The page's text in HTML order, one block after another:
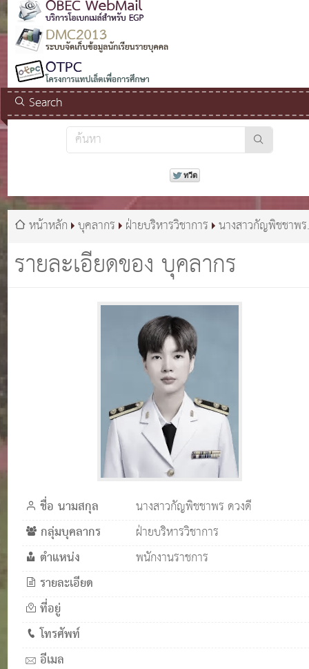
Search
รายละเอียดของ บุคลากร
หน้าหลัก บุคลากร ฝ่ายบริหารวิชาการ นางสาวกัญพิชชาพร
ชื่อ นามสกุล นางสาวกัญพิชชาพร ดวงดี
กลุ่มบุคลากร ฝ่ายบริหารวิชาการ
ตำแหน่ง พนักงานราชการ
รายละเอียด
ที่อยู่
โทรศัพท์
อีเมล